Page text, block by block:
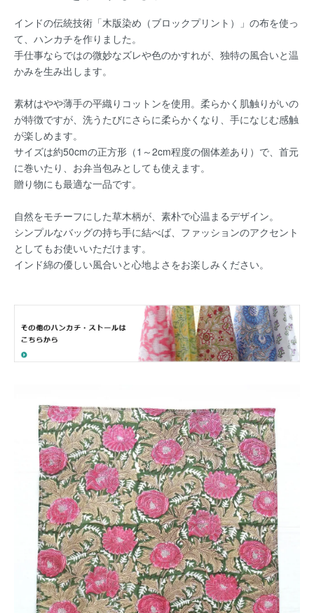
インドの伝統技術「木版染め（ブロックプリント）」の布を使っ
て、ハンカチを作りました。
手仕事ならではの微妙なズレや色のかすれが、独特の風合いと温
かみを生み出します。
素材はやや薄手の平織りコットンを使用。柔らかく肌触りがいの
が特徴ですが、洗うたびにさらに柔らかくなり、手になじむ感触
が楽しめます。
サイズは約50cmの正方形（1～2cm程度の個体差あり）で、首元
に巻いたり、お弁当包みとしても使えます。
贈り物にも最適な一品です。
自然をモチーフにした草木柄が、素朴で心温まるデザイン。
シンプルなバッグの持ち手に結べば、ファッションのアクセント
としてもお使いいただけます。
インド綿の優しい風合いと心地よさをお楽しみください。